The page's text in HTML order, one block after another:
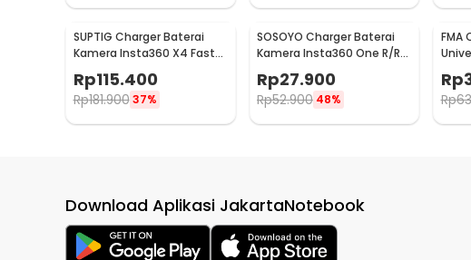
SUPTIG Charger Baterai
Kamera Insta360 X4 Fast
01
Rp115.400
Rp181.900 37%
SOSOYO Charger Baterai
Kamera Insta360 One R/RS
BC-IS360RB
Rp27.900
Rp52.900 48%
FMA
LCD
Rp
Rp
Download Aplikasi JakartaNotebook